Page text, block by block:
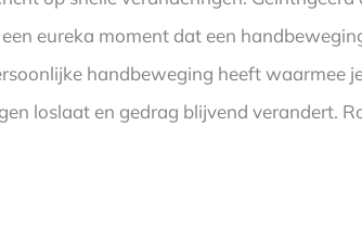
eureka moment dat een
handbeweging heeft waarmee
loslaat en gedrag blijvend verandert.